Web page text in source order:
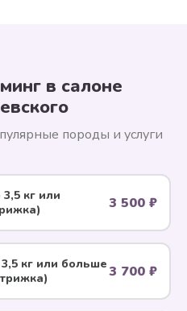
в салоне
породы и услуги
кг или
3 500 ₽
кг или больше3 700 ₽